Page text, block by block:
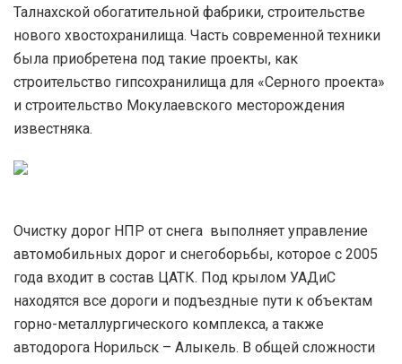
Талнахской обогатительной фабрики, строительстве
нового хвостохранилища. Часть современной техники
была приобретена под такие проекты, как
строительство гипсохранилища для «Серного проекта»
и строительство Мокулаевского месторождения
известняка.
Очистку дорог НПР от снега выполняет управление
автомобильных дорог и снегоборьбы, которое с 2005
года входит в состав ЦАТК. Под крылом УАДиС
находятся все дороги и подъездные пути к объектам
горно-металлургического комплекса, а также
автодорога Норильск – Алыкель. В общей сложности